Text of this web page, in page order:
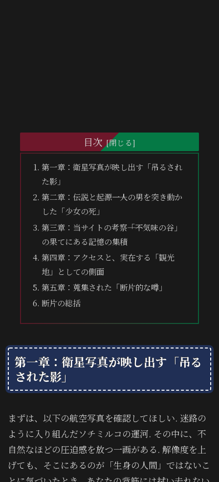
目次
第一章：衛星写真が映し出す「吊るされ
た影」
第二章：伝説と起源――一人の男を突き動か
した「少女の死」
第三章：当サイトの考察――「不気味の谷」
の果てにある記憶の集積
第四章：アクセスと、実在する「観光
地」としての側面
第五章：蒐集された「断片的な噂」
断片の総括
第一章：衛星写真が映し出す「吊る
された影」
まずは、以下の航空写真を確認してほしい. 迷路の
ように入り組んだソチミルコの運河. その中に、不
自然なほどの圧迫感を放つ一画がある. 解像度を上
げても、そこにあるのが「生身の人間」ではないこ